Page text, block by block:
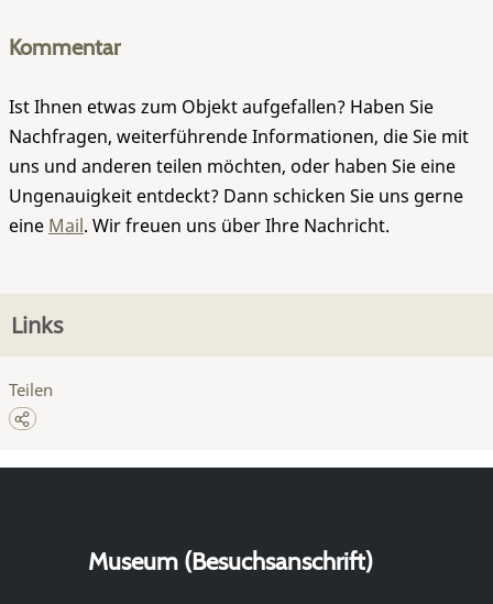
Kommentar
Ist Ihnen etwas zum Objekt aufgefallen? Haben Sie
Nachfragen, weiterführende Informationen, die Sie mit
uns und anderen teilen möchten, oder haben Sie eine
Ungenauigkeit entdeckt? Dann schicken Sie uns gerne
eine Mail. Wir freuen uns über Ihre Nachricht.
Links
Teilen
Museum (Besuchsanschrift)